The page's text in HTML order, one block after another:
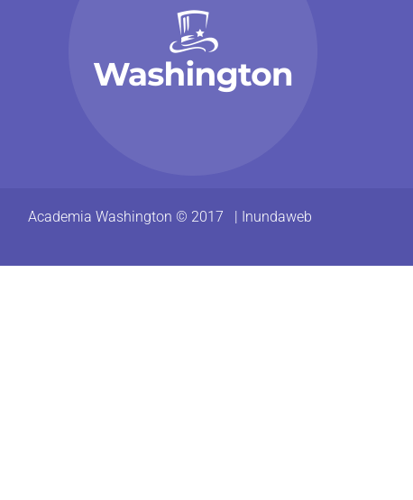
Academia Washington © 2017 | Inundaweb